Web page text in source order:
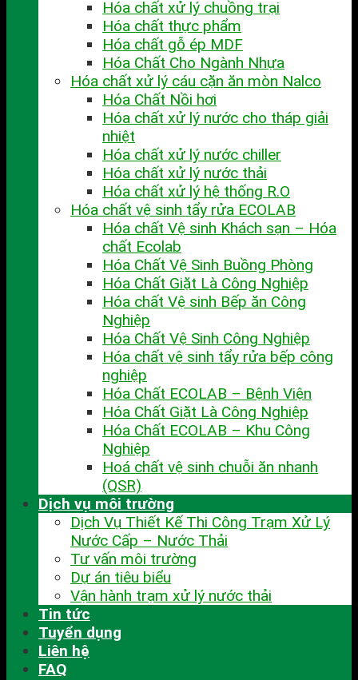
Hóa chất xử lý chuồng trại
Hóa chất thực phẩm
Hóa chất gỗ ép MDF
Hóa Chất Cho Ngành Nhựa
Hóa chất xử lý cáu cặn ăn mòn Nalco
Hóa Chất Nồi hơi
Hóa chất xử lý nước cho tháp giải
nhiệt
Hóa chất xử lý nước chiller
Hóa chất xử lý nước thải
Hóa chất xử lý hệ thống R.O
Hóa chất vệ sinh tẩy rửa ECOLAB
Hóa chất Vệ sinh Khách sạn – Hóa
chất Ecolab
Hóa Chất Vệ Sinh Buồng Phòng
Hóa Chất Giặt Là Công Nghiệp
Hóa chất Vệ sinh Bếp ăn Công
Nghiệp
Hóa Chất Vệ Sinh Công Nghiệp
Hóa chất vệ sinh tẩy rửa bếp công
nghiệp
Hóa Chất ECOLAB – Bệnh Viện
Hóa Chất Giặt Là Công Nghiệp
Hóa Chất ECOLAB – Khu Công
Nghiệp
Hoá chất vệ sinh chuỗi ăn nhanh
(QSR)
Dịch vụ môi trường
Dịch Vụ Thiết Kế Thi Công Trạm Xử Lý
Nước Cấp – Nước Thải
Tư vấn môi trường
Dự án tiêu biểu
Vận hành trạm xử lý nước thải
Tin tức
Tuyển dụng
Liên hệ
FAQ